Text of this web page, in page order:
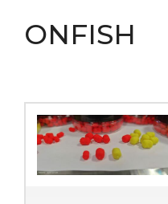
ONFISH